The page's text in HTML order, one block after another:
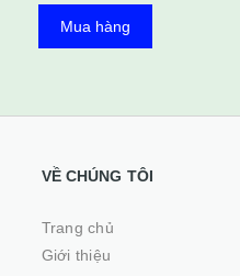
Mua hàng
VỀ CHÚNG TÔI
Trang chủ
Giới thiệu